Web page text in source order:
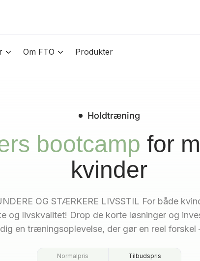
Om FTO Produkter
Holdtræning
bootcamp for
kvinder
OG STÆRKERE LIVSSTIL For både
og livskvalitet! Drop de korte løsninger og
en træningsoplevelse, der gør en reel forskel
Normalpris Tilbudspris